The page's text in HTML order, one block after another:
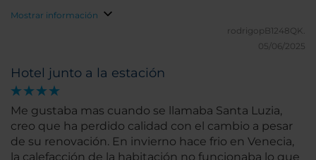
Mostrar información
rodrigopB1248QK.
05/06/2025
Hotel junto a la estación
Me gustaba mas cuando se llamaba Santa Luzia,
creo que ha perdido calidad con el cambio a pesar
de su renovación. En invierno hace frio en Venecia,
la calefacción de la habitación no funcionaba lo que